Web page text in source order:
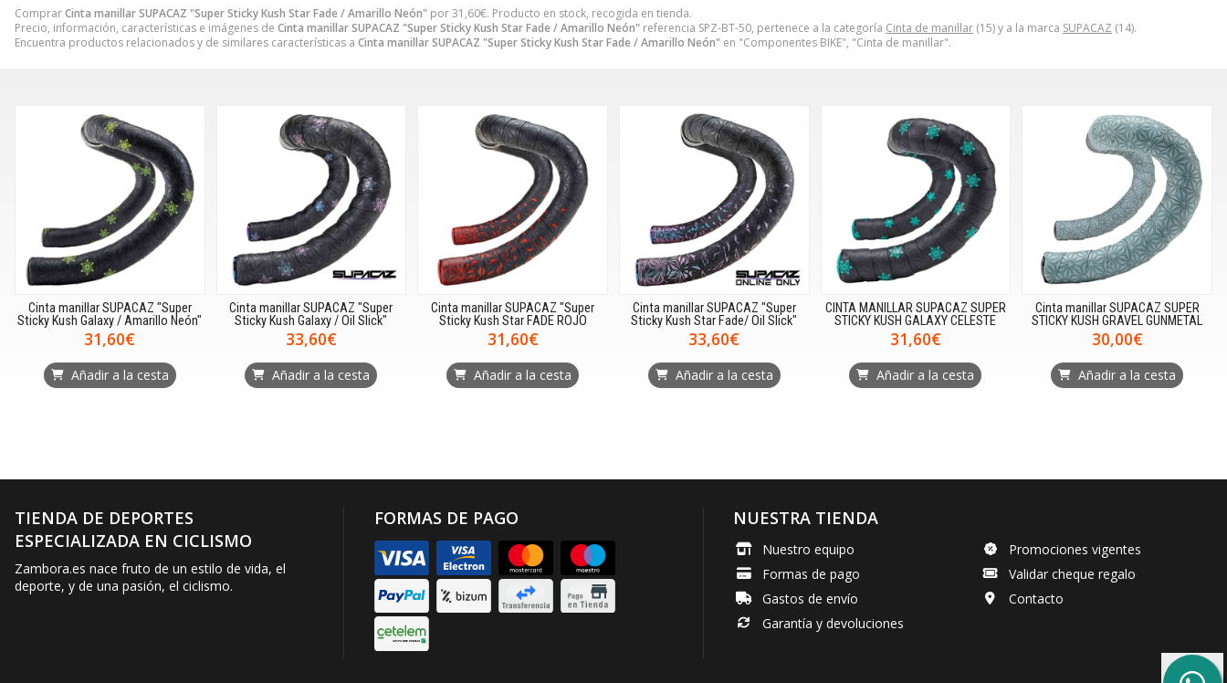
ComprarCinta manillar SUPACAZ "Super Sticky Kush Star Fade / Amarillo Neón" por31,60€. Producto en stock, recogida en tienda.
Precio, información, características e imágenes de Cinta manillar SUPACAZ "Super Sticky Kush Star Fade / Amarillo Neón" referencia SPZ-BT-50, pertenece a la categoría Cinta de manillar (15) y a la marca SUPACAZ (14).
Encuentra productos relacionados y de similares características a Cinta manillar SUPACAZ "Super Sticky Kush Star Fade / Amarillo Neón" en "Componentes BIKE", "Cinta de manillar".
Cinta manillar SUPACAZ "Super
Sticky Kush Galaxy / Amarillo Neón"
31,60€
Añadir a la cesta
Cinta manillar SUPACAZ "Super
Sticky Kush Galaxy / Oil Slick"
33,60€
Añadir a la cesta
Cinta manillar SUPACAZ "Super
Sticky Kush Star FADE ROJO
31,60€
Añadir a la cesta
Cinta manillar SUPACAZ "Super
Sticky Kush Star Fade/ Oil Slick"
33,60€
Añadir a la cesta
CINTA MANILLAR SUPACAZ SUPER
STICKY KUSH GALAXY CELESTE
31,60€
Añadir a la cesta
Cinta manillar SUPACAZ SUPER
STICKY KUSH GRAVEL GUNMETAL
30,00€
Añadir a la cesta
TIENDA DE DEPORTES
ESPECIALIZADA EN CICLISMO
Zambora.es nace fruto de un estilo de vida, el
deporte, y de una pasión, el ciclismo.
FORMAS DE PAGO NUESTRA TIENDA
Nuestro equipo
Formas de pago
Gastos de envío
Garantía y devoluciones
Promociones vigentes
Validar cheque regalo
Contacto